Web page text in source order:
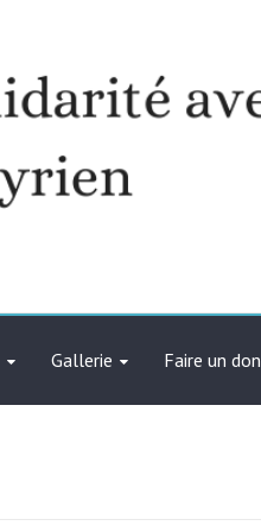
Gallerie Faire un don